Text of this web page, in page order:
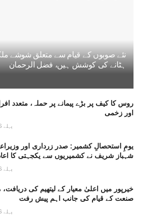
نئے صوبوں کے قیام سے متعلق شوشے
ہٹانے کی کوشش ہیں، فضل الرحمان
روس کا کیف پر بڑے پیمانے پر حملہ، متعدد
اور زخمی
18 HOURS پہلے
یومِ استحصالِ کشمیر: صدر زرداری اور
شہباز شریف نے کشمیریوں سے یکجہتی کا
18 HOURS پہلے
خیرپور میں اعلیٰ معیار کے لیتھیم کی
صنعت کے قیام کی جانب اہم پیش رفت
18 HOURS پہلے